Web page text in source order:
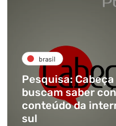
brasil
Pesquisa:
buscam saber
conteúdo da
sul